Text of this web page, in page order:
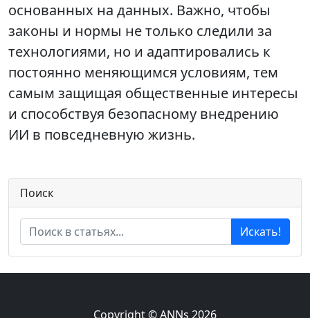
основанных на данных. Важно, чтобы
законы и нормы не только следили за
технологиями, но и адаптировались к
постоянно меняющимся условиям, тем
самым защищая общественные интересы
и способствуя безопасному внедрению
ИИ в повседневную жизнь.
Поиск
Искать!
Copyright © ANNs 2026